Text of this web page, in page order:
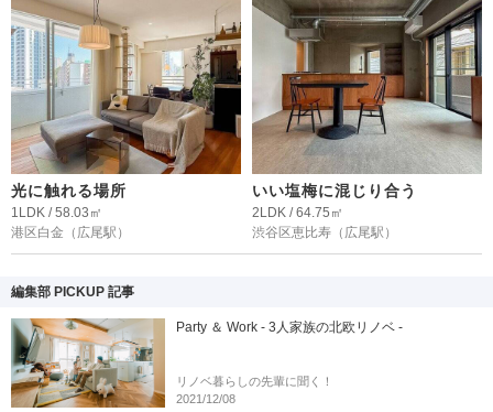
光に触れる場所
1LDK / 58.03㎡
港区白金 （広尾駅）
いい塩梅に混じり合う
2LDK / 64.75㎡
渋谷区恵比寿 （広尾駅）
編集部 PICKUP 記事
Party ＆ Work - 3人家族の北欧リノベ -
リノベ暮らしの先輩に聞く！
2021/12/08